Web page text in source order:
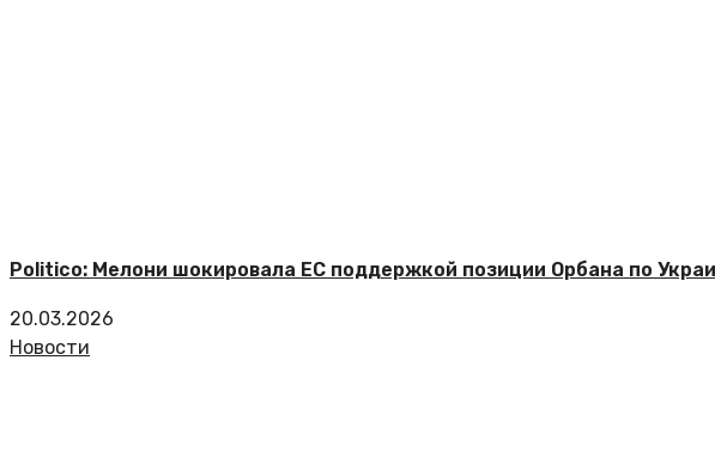
Politico: Мелони шокировала ЕС поддержкой позиции Орбана по
20.03.2026
Новости